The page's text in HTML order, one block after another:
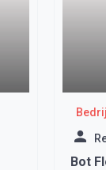
Bot